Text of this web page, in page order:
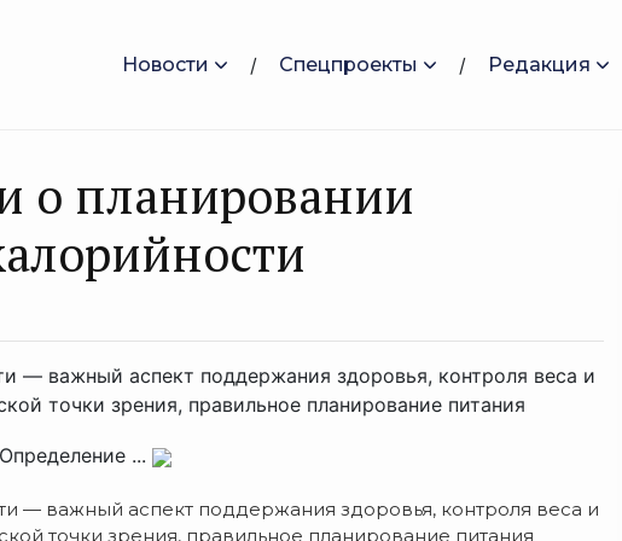
Новости Спецпроекты Редакция
о планировании
— важный аспект поддержания здоровья, контроля веса и
точки зрения, правильное планирование питания
...
— важный аспект поддержания здоровья, контроля веса и
точки зрения, правильное планирование питания